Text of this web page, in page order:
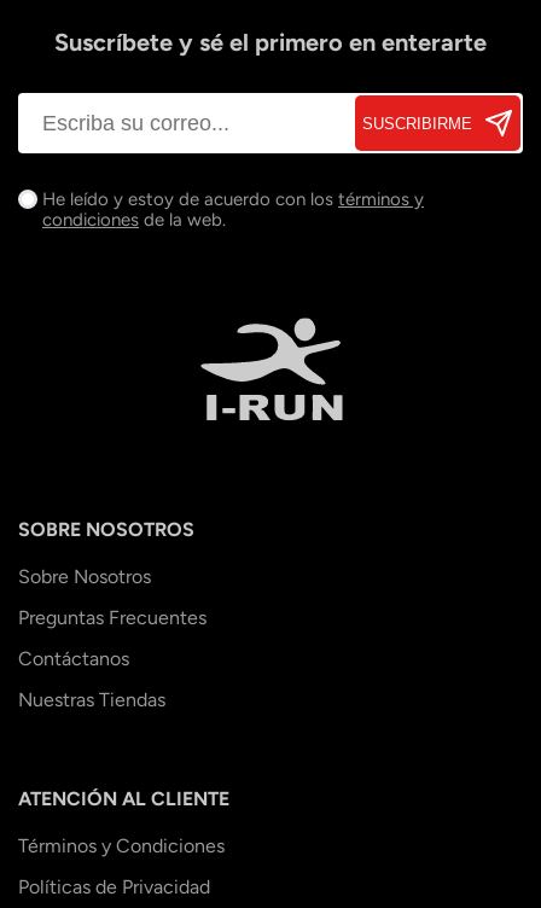
Suscríbete y sé el primero en enterarte
SUSCRIBIRME
He leído y estoy de acuerdo con los términos y
condiciones de la web.
SOBRE NOSOTROS
Sobre Nosotros
Preguntas Frecuentes
Contáctanos
Nuestras Tiendas
ATENCIÓN AL CLIENTE
Términos y Condiciones
Políticas de Privacidad